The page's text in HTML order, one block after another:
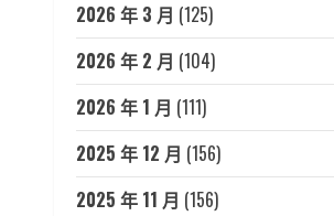
2026 年 3 月 (125)
2026 年 2 月 (104)
2026 年 1 月 (111)
2025 年 12 月 (156)
2025 年 11 月 (156)